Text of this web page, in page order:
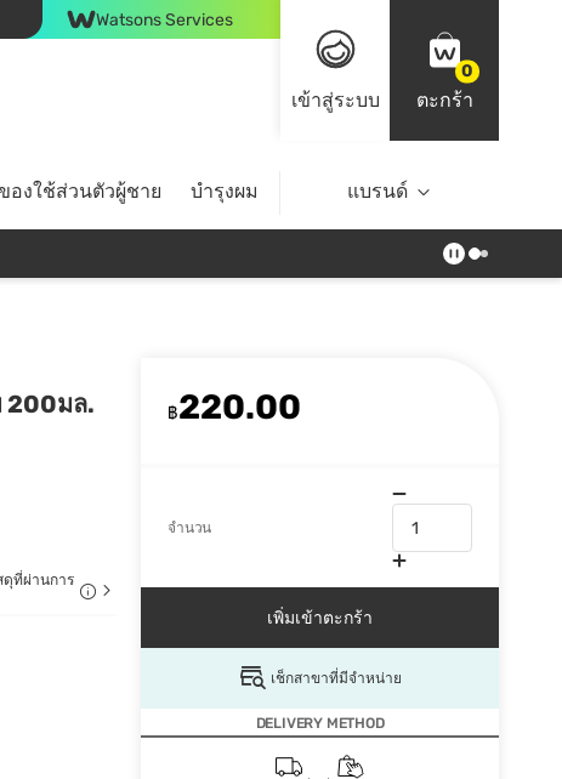
Watsons Services
เข้าสู่ระบบ
0
ตะกร้า
องใช้ส่วนตัวผู้ชาย บำรุงผม ไลฟ์สไตล์ Top Brands
แบรนด์
200มล.
฿220.00
จำนวน
เพิ่มเข้าตะกร้า
เช็กสาขาที่มีจำหน่าย
DELIVERY METHOD
ที่ผ่านการ